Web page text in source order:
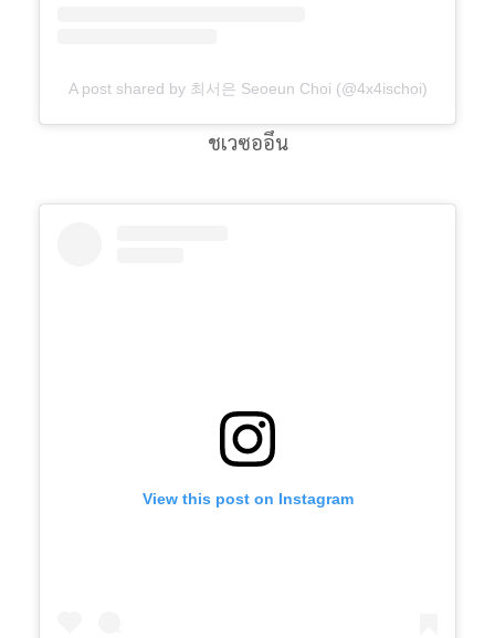
A post shared by 최서은 Seoeun Choi (@4x4ischoi)
ชเวซออึน
View this post on Instagram